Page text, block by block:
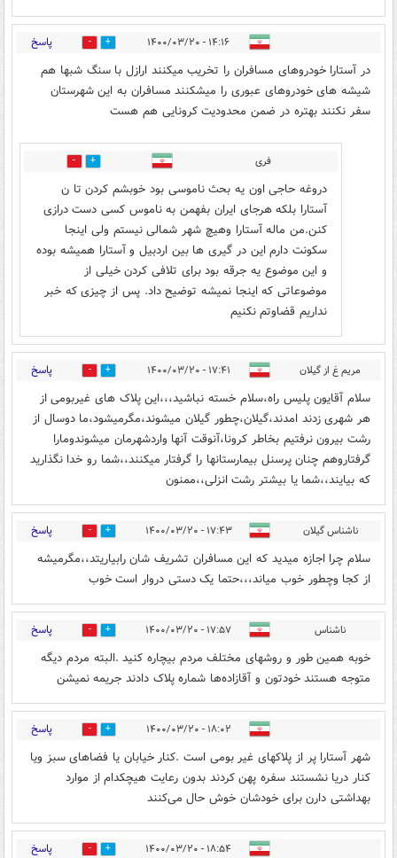
۱۴:۱۶ - ۱۴۰۰/۰۳/۲۰ 3 پاسخ
در آستارا خودروهای مسافران را تخریب میکنند ارازل با سنگ شبها هم
شیشه های خودروهای عبوری را میشکنند مسافران به این شهرستان
سفر نکنند بهتره در ضمن محدودیت کرونایی هم هست
فری 1
دروغه حاجی اون یه بحث ناموسی بود خوبشم کردن تا ن
آستارا بلکه هرجای ایران بفهمن به ناموس کسی دست درازی
کنن.من ماله آستارا وهیچ شهر شمالی نیستم ولی اینجا
سکونت دارم این در گیری ها بین اردبیل و آستارا همیشه بوده
و این موضوع یه جرقه بود برای تلافی کردن خیلی از
موضوعاتی که اینجا نمیشه توضیح داد. پس از چیزی که خبر
نداریم قضاوتم نکنیم
مریم غ از گیلان ۱۷:۴۱ - ۱۴۰۰/۰۳/۲۰ 4 پاسخ
سلام آقایون پلیس راه،سلام خسته نباشید،،،این پلاک های غیربومی از
هر شهری زدند امدند،گیلان،چطور گیلان میشوند،مگرمیشود،ما دوسال از
رشت بیرون نرفتیم بخاطر کرونا،آنوقت آنها واردشهرمان میشوندومارا
گرفتاروهم چنان پرسنل بیمارستانها را گرفتار میکنند،،شما رو خدا نگذارید
که بیایند،،شما یا بیشتر رشت انزلی،،ممنون
ناشناس گیلان ۱۷:۴۳ - ۱۴۰۰/۰۳/۲۰ 1 پاسخ
سلام چرا اجازه میدید که این مسافران تشریف شان رابیاریتد،،مگرمیشه
از کجا وچطور خوب میاند،،،حتما یک دستی دروار است خوب
ناشناس ۱۷:۵۷ - ۱۴۰۰/۰۳/۲۰ 0 پاسخ
خوبه همین طور و روشهای مختلف مردم بیچاره کنید .البته مردم دیگه
متوجه هستند خودتون و آقازاده‌ها شماره پلاک دادند جریمه نمیشن
۱۸:۰۲ - ۱۴۰۰/۰۳/۲۰ 1 پاسخ
شهر آستارا پر از پلاکهای غیر بومی است .کنار خیابان یا فضاهای سبز ویا
کنار دریا نشستند سفره پهن کردند بدون رعایت هیچکدام از موارد
بهداشتی دارن برای خودشان خوش حال می‌کنند
۱۸:۵۴ - ۱۴۰۰/۰۳/۲۰ 0 پاسخ